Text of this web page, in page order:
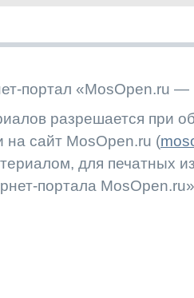
портал «MosOpen.ru —
разрешается при
на сайт MosOpen.ru (
для печатных
портала